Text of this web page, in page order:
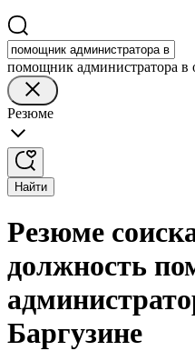
помощник администратора в
Резюме
Найти
Резюме
должность
Баргузине